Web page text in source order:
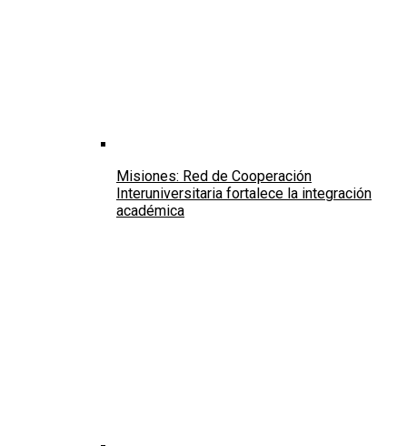
Misiones: Red de Cooperación
Interuniversitaria fortalece la integración
académica